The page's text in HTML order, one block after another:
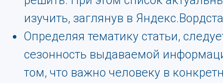
изучить, заглянув в
Определяя тематику статьи,
сезонность выдаваемой
том, что важно человеку в